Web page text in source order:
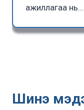
ажиллагаа нь…
Шинэ